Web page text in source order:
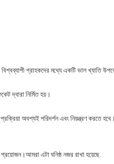
বিশ্বব্যাপী গ্রাহকদের মধ্যে একটি ভাল খ্যাতি
দ্বারা নির্মিত হয়।
অবশ্যই পরিদর্শন এবং নিয়ন্ত্রণ করতে
এটা ঘনিষ্ঠ নজর রাখা হয়েছে.